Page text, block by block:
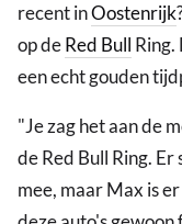
recent inOostenrijk
op deRed Bull Ring.
een echt gouden
"Je zag het aan de
de Red Bull Ring.
mee, maar Max is